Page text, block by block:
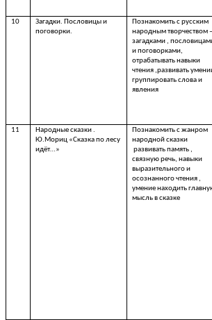
10
Загадки. Пословицы и
поговорки.
Познакомить с русским
народным творчеством –
загадками ,
и поговорками,
отрабатывать навыки
чтения ,развивать
группировать слова и
явления
11
Народные сказки .
Ю.Мориц «Сказка по лесу
идёт…»
Познакомить с жанром
народной сказки
развивать память ,
связную речь, навыки
выразительного и
осознанного чтения ,
умение находить
мысль в сказке